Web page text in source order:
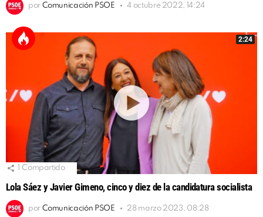
por Comunicación PSOE 4 octubre 2022, 14:24
2:24
Compartido
Lola Sáez y Javier Gimeno, cinco y diez de la candidatura socialista
por Comunicación PSOE 28 marzo 2023, 08:28